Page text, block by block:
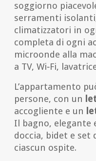
soggiorno
serramenti
climatizzatori in
completa di ogni
microonde alla
a TV, Wi‑Fi,
L’appartamento
persone, con un
accogliente e un
Il bagno, elegante
doccia, bidet e set
ciascun ospite.